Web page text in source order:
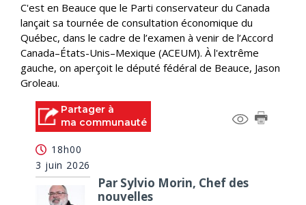
C'est en Beauce que le Parti conservateur du Canada
lançait sa tournée de consultation économique du
Québec, dans le cadre de l’examen à venir de l’Accord
Canada–États-Unis–Mexique (ACEUM). À l'extrême
gauche, on aperçoit le député fédéral de Beauce, Jason
Groleau.
Partager à
ma communauté
18h00
3 juin 2026
Par Sylvio Morin, Chef des
nouvelles